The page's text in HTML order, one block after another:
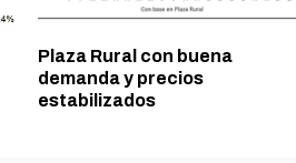
Plaza Rural con buena
demanda y precios
estabilizados